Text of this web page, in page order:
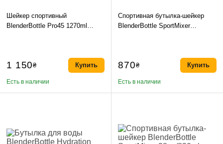
Шейкер спортивный
BlenderBottle Pro45 1270ml
1 150₴
Есть в наличии
Купить
Спортивная бутылка-шейкер
BlenderBottle SportMixer
870₴
Есть в наличии
Купить